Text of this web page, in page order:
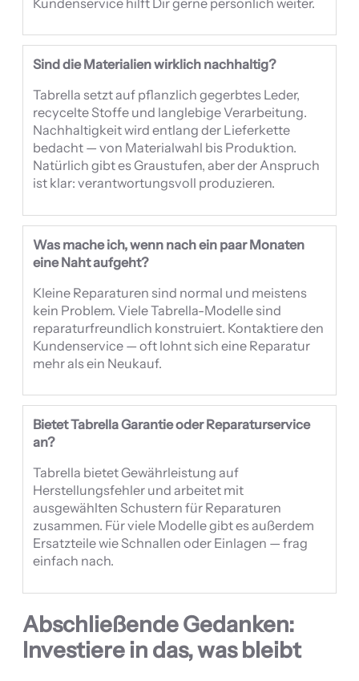
Sind die Materialien wirklich nachhaltig?
Tabrella setzt auf pflanzlich gegerbtes Leder,
recycelte Stoffe und langlebige Verarbeitung.
Nachhaltigkeit wird entlang der Lieferkette
bedacht — von Materialwahl bis Produktion.
Natürlich gibt es Graustufen, aber der Anspruch
ist klar: verantwortungsvoll produzieren.
Was mache ich, wenn nach ein paar Monaten
eine Naht aufgeht?
Kleine Reparaturen sind normal und meistens
kein Problem. Viele Tabrella-Modelle sind
reparaturfreundlich konstruiert. Kontaktiere den
Kundenservice — oft lohnt sich eine Reparatur
mehr als ein Neukauf.
Bietet Tabrella Garantie oder Reparaturservice
an?
Tabrella bietet Gewährleistung auf
Herstellungsfehler und arbeitet mit
ausgewählten Schustern für Reparaturen
zusammen. Für viele Modelle gibt es außerdem
Ersatzteile wie Schnallen oder Einlagen — frag
einfach nach.
Abschließende Gedanken:
Investiere in das, was bleibt